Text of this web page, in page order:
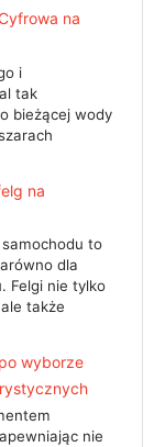
na
i
tak
bieżącej wody
na
to
dla
Felgi nie tylko
także
wyborze
nie